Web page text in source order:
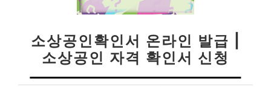
소상공인확인서 온라인 발급 |
소상공인 자격 확인서 신청